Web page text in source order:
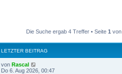
Die Suche ergab 4 Treffer • Seite 1 von
LETZTER BEITRAG
von Rascal
Do 6. Aug 2026, 00:47